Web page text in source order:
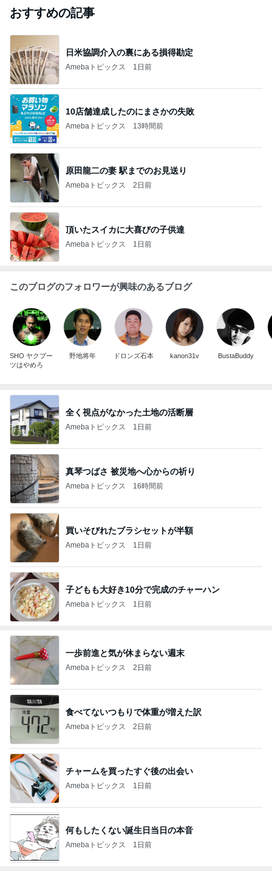
おすすめの記事
日米協調介入の裏にある損得勘定
Amebaトピックス 1日前
10店舗達成したのにまさかの失敗
Amebaトピックス 13時間前
原田龍二の妻 駅までのお見送り
Amebaトピックス 2日前
頂いたスイカに大喜びの子供達
Amebaトピックス 1日前
このブログのフォロワーが興味のあるブログ
SHO ヤクブー
ツはやめろ
野地将年 ドロンズ石本 kanon31v BustaBuddy
全く視点がなかった土地の活断層
Amebaトピックス 1日前
真琴つばさ 被災地へ心からの祈り
Amebaトピックス 16時間前
買いそびれたブラシセットが半額
Amebaトピックス 1日前
子どもも大好き10分で完成のチャーハン
Amebaトピックス 1日前
一歩前進と気が休まらない週末
Amebaトピックス 2日前
食べてないつもりで体重が増えた訳
Amebaトピックス 2日前
チャームを買ったすぐ後の出会い
Amebaトピックス 1日前
何もしたくない誕生日当日の本音
Amebaトピックス 1日前